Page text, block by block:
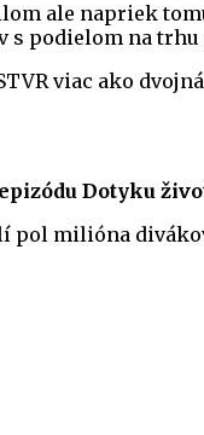
ale napriek
podielom na trhu
viac ako
Dotyku
pol milióna